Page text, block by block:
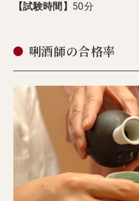
【試験時間】 50分
唎酒師の合格率